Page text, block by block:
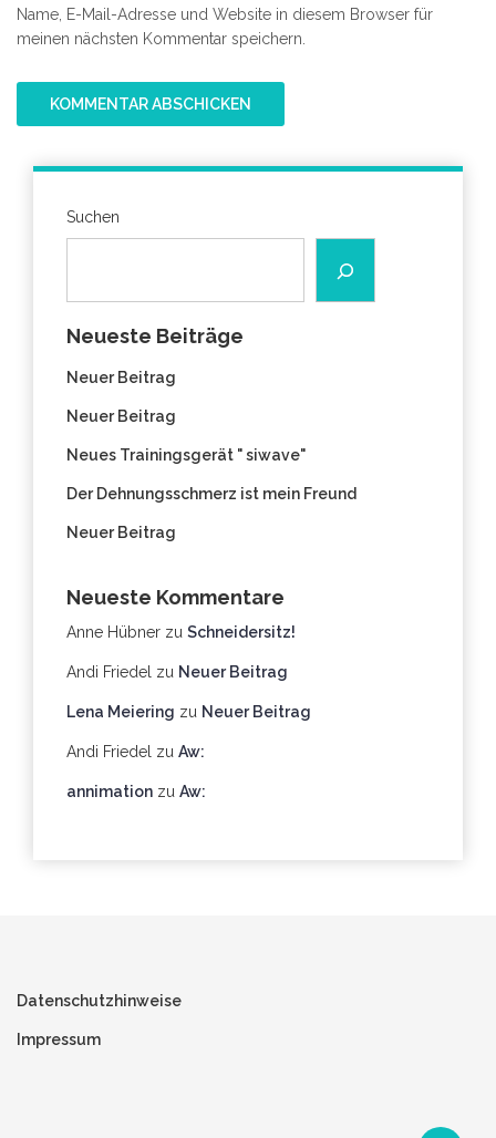
Name, E-Mail-Adresse und Website in diesem Browser für
meinen nächsten Kommentar speichern.
Suchen
Neueste Beiträge
Neuer Beitrag
Neuer Beitrag
Neues Trainingsgerät " siwave"
Der Dehnungsschmerz ist mein Freund
Neuer Beitrag
Neueste Kommentare
Anne Hübner zu Schneidersitz!
Andi Friedel zu Neuer Beitrag
Lena Meiering zu Neuer Beitrag
Andi Friedel zu Aw:
annimation zu Aw:
Datenschutzhinweise
Impressum